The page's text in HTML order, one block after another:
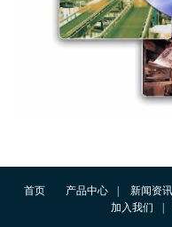
首页 产品中心 新闻资讯
加入我们